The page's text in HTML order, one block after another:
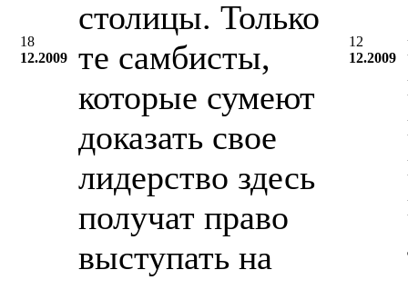
18
12.2009
столицы. Только
те самбисты,
которые сумеют
доказать свое
лидерство здесь
получат право
выступать на
12
12.2009